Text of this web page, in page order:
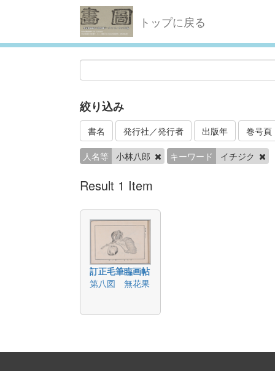
トップに戻る
絞り込み
書名 発行社／発行者 出版年 巻号頁
人名等 小林八郎 キーワード イチジク
Result 1 Item
訂正毛筆臨画帖
第八図 無花果